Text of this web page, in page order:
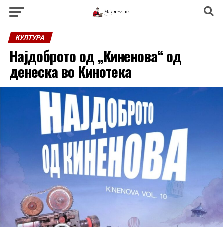
КУЛТУРА
Најдоброто од „Киненова“ од
денеска во Кинотека